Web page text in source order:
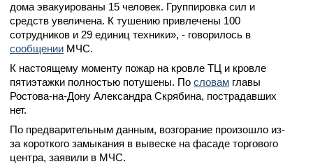
дома эвакуированы 15 человек. Группировка сил и
средств увеличена. К тушению привлечены 100
сотрудников и 29 единиц техники», - говорилось в
сообщении МЧС.
К настоящему моменту пожар на кровле ТЦ и кровле
пятиэтажки полностью потушены. По словам главы
Ростова-на-Дону Александра Скрябина, пострадавших
нет.
По предварительным данным, возгорание произошло из-
за короткого замыкания в вывеске на фасаде торгового
центра, заявили в МЧС.